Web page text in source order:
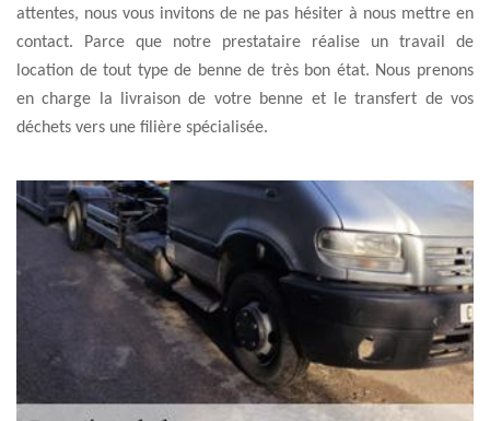
attentes, nous vous invitons de ne pas hésiter à nous mettre en
contact. Parce que notre prestataire réalise un travail de
location de tout type de benne de très bon état. Nous prenons
en charge la livraison de votre benne et le transfert de vos
déchets vers une filière spécialisée.